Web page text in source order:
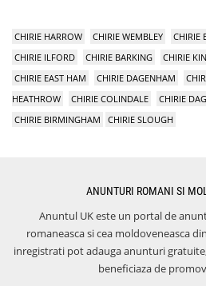
CHIRIE HARROW CHIRIE WEMBLEY CHIRIE
CHIRIE ILFORD
CHIRIE BARKING CHIRIE
CHIRIE EAST HAM
CHIRIE DAGENHAM
HEATHROW
CHIRIE COLINDALE CHIRIE
CHIRIE BIRMINGHAM
CHIRIE SLOUGH
ANUNTURI ROMANI SI
Anuntul UK este un portal de
romaneasca si cea moldoveneasca
inregistrati pot adauga anunturi
beneficiaza de